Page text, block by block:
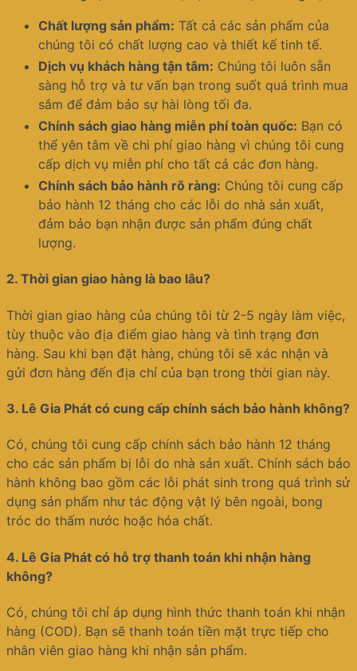
Chất lượng sản phẩm: Tất cả các sản phẩm của
chúng tôi có chất lượng cao và thiết kế tinh tế.
Dịch vụ khách hàng tận tâm: Chúng tôi luôn sẵn
sàng hỗ trợ và tư vấn bạn trong suốt quá trình mua
sắm để đảm bảo sự hài lòng tối đa.
Chính sách giao hàng miễn phí toàn quốc: Bạn có
thể yên tâm về chi phí giao hàng vì chúng tôi cung
cấp dịch vụ miễn phí cho tất cả các đơn hàng.
Chính sách bảo hành rõ ràng: Chúng tôi cung cấp
bảo hành 12 tháng cho các lỗi do nhà sản xuất,
đảm bảo bạn nhận được sản phẩm đúng chất
lượng.
2. Thời gian giao hàng là bao lâu?
Thời gian giao hàng của chúng tôi từ 2-5 ngày làm việc,
tùy thuộc vào địa điểm giao hàng và tình trạng đơn
hàng. Sau khi bạn đặt hàng, chúng tôi sẽ xác nhận và
gửi đơn hàng đến địa chỉ của bạn trong thời gian này.
3. Lê Gia Phát có cung cấp chính sách bảo hành không?
Có, chúng tôi cung cấp chính sách bảo hành 12 tháng
cho các sản phẩm bị lỗi do nhà sản xuất. Chính sách bảo
hành không bao gồm các lỗi phát sinh trong quá trình sử
dụng sản phẩm như tác động vật lý bên ngoài, bong
tróc do thấm nước hoặc hóa chất.
4. Lê Gia Phát có hỗ trợ thanh toán khi nhận hàng
không?
Có, chúng tôi chỉ áp dụng hình thức thanh toán khi nhận
hàng (COD). Bạn sẽ thanh toán tiền mặt trực tiếp cho
nhân viên giao hàng khi nhận sản phẩm.